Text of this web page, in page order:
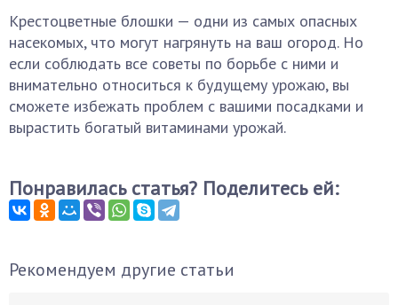
Крестоцветные блошки — одни из самых опасных
насекомых, что могут нагрянуть на ваш огород. Но
если соблюдать все советы по борьбе с ними и
внимательно относиться к будущему урожаю, вы
сможете избежать проблем с вашими посадками и
вырастить богатый витаминами урожай.
Понравилась статья? Поделитесь ей:
Рекомендуем другие статьи